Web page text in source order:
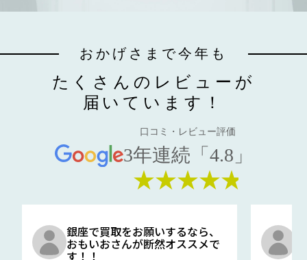
おかげさまで今年も
たくさんのレビューが
届いています！
口コミ・レビュー評価
3年連続「4.8」
★★★★★
銀座で買取をお願いするなら、
おもいおさんが断然オススメで
す！！